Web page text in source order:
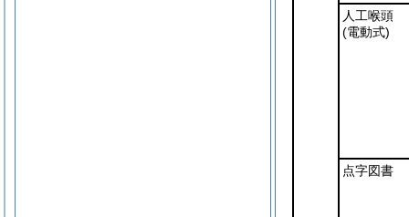
人工喉頭
(電動式)
点字図書